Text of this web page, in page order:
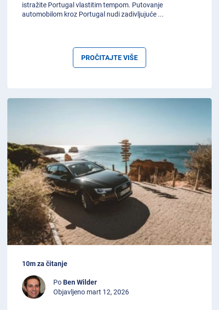
istražite Portugal vlastitim tempom. Putovanje
automobilom kroz Portugal nudi zadivljujuće ...
PROČITAJTE VIŠE
10m za čitanje
PoBen Wilder
Objavljeno mart 12, 2026